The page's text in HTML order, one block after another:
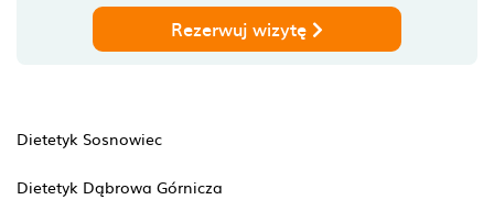
Rezerwuj wizytę
Dietetyk Sosnowiec
Dietetyk Dąbrowa Górnicza